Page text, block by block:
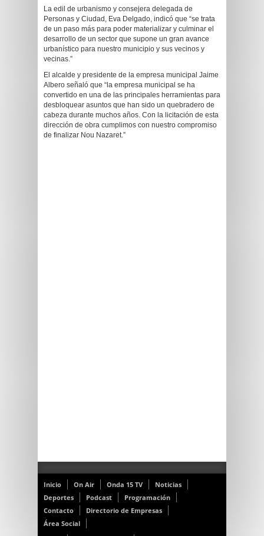
La edil de urbanismo y consejera delegada de
Personas y Ciudad, Eva Delgado, indicó que “se trata
de un paso más para poder materializar y culminar el
desarrollo de un sector que supone un gran avance
urbanístico para nuestro municipio y sus vecinos y
vecinas.”
El alcalde y presidente de la empresa municipal Jaime
Albero señaló que “la empresa municipal se ha
convertido en una de las principales herramientas para
desbloquear asuntos que han sido un quebradero de
cabeza durante muchos años. Con la licitación de esta
dirección de obra cumplimos con nuestro compromiso
de finalizar Nou Nazaret.”
Inicio On Air Onda 15 TV
Noticias
Deportes
Podcast
Programación
Contacto
Directorio de Empresas
Área Social